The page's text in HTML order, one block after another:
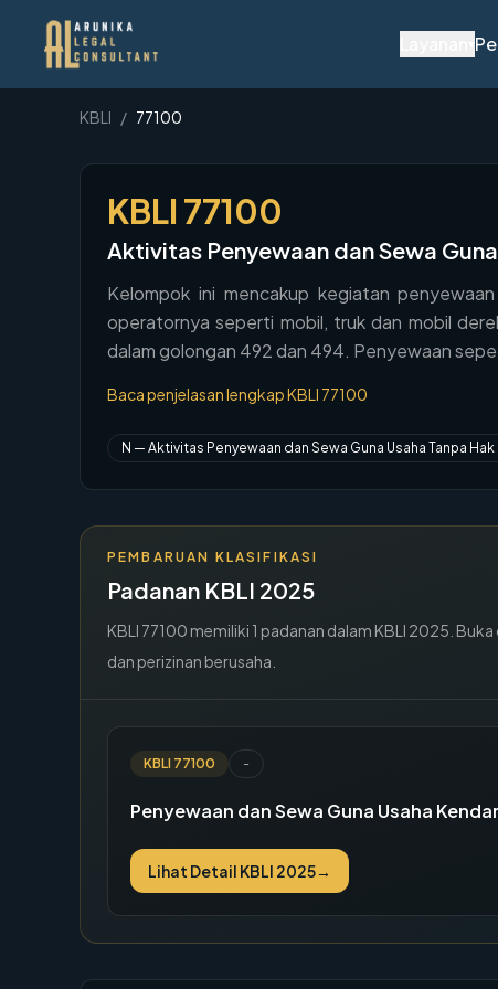
KBLI / 77100
KBLI 77100
Aktivitas Penyewaan dan Sewa
Kelompok ini mencakup kegiatan
operatornya seperti mobil, truk dan mobil
dalam golongan 492 dan 494. Penyewaan
Baca penjelasan lengkap KBLI 77100
N — Aktivitas Penyewaan dan Sewa Guna Usaha Tanpa
PEMBARUAN KLASIFIKASI
Padanan KBLI 2025
KBLI 77100 memiliki 1 padanan dalam KBLI 2025.
dan perizinan berusaha.
KBLI 77100 -
Penyewaan dan Sewa Guna Usaha
Lihat Detail KBLI 2025→